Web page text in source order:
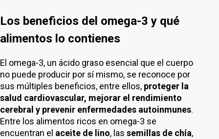
Los beneficios del omega-3 y qué
alimentos lo contienes
El omega-3, un ácido graso esencial que el cuerpo
no puede producir por sí mismo, se reconoce por
sus múltiples beneficios, entre ellos, proteger la
salud cardiovascular, mejorar el rendimiento
cerebral y prevenir enfermedades autoinmunes.
Entre los alimentos ricos en omega-3 se
encuentran el aceite de lino, las semillas de chía,